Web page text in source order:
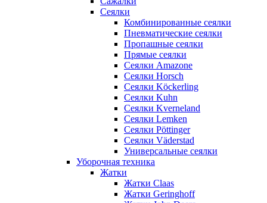
Сеялки
Комбинированные сеялки
Пневматические сеялки
Пропашные сеялки
Прямые сеялки
Сеялки Amazone
Сеялки Horsch
Сеялки Köckerling
Сеялки Kuhn
Сеялки Kverneland
Сеялки Lemken
Сеялки Pöttinger
Сеялки Väderstad
Универсальные сеялки
Уборочная техника
Жатки
Жатки Claas
Жатки Geringhoff